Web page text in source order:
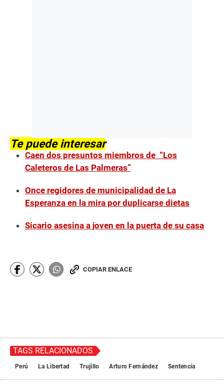
Te puede interesar
Caen dos presuntos miembros de “Los
Caleteros de Las Palmeras”
Once regidores de municipalidad de La
Esperanza en la mira por duplicarse dietas
Sicario asesina a joven en la puerta de su casa
COPIAR ENLACE
TAGS RELACIONADOS
Perú La Libertad Trujillo Arturo Fernández Sentencia